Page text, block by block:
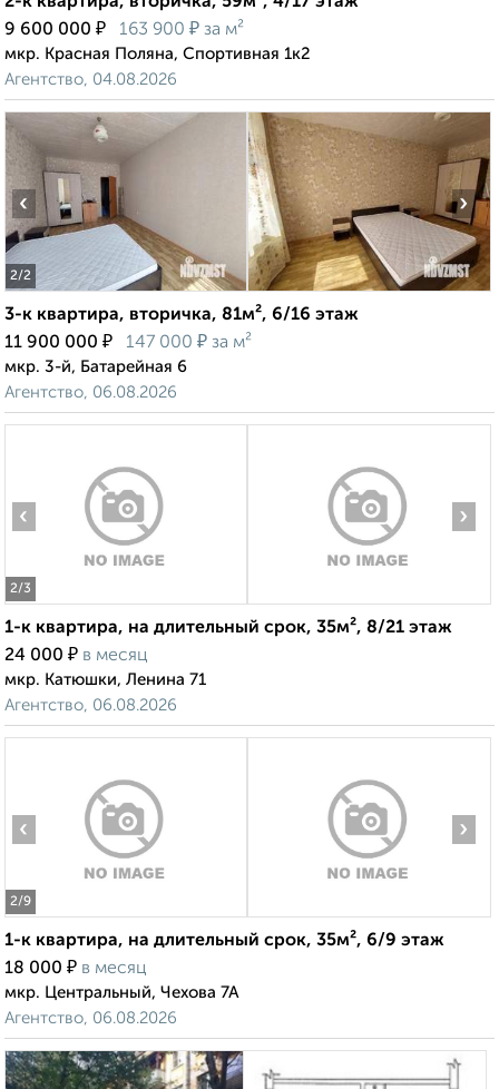
9 600 000 ₽ 163 900 ₽ за м²
мкр. Красная Поляна, Спортивная 1к2
Агентство, 04.08.2026
2/2
‹ ›
3-к квартира, вторичка, 81м², 6/16 этаж
11 900 000 ₽ 147 000 ₽ за м²
мкр. 3-й, Батарейная 6
Агентство, 06.08.2026
2/3
‹ ›
1-к квартира, на длительный срок, 35м², 8/21 этаж
24 000 ₽ в месяц
мкр. Катюшки, Ленина 71
Агентство, 06.08.2026
2/9
‹ ›
1-к квартира, на длительный срок, 35м², 6/9 этаж
18 000 ₽ в месяц
мкр. Центральный, Чехова 7А
Агентство, 06.08.2026